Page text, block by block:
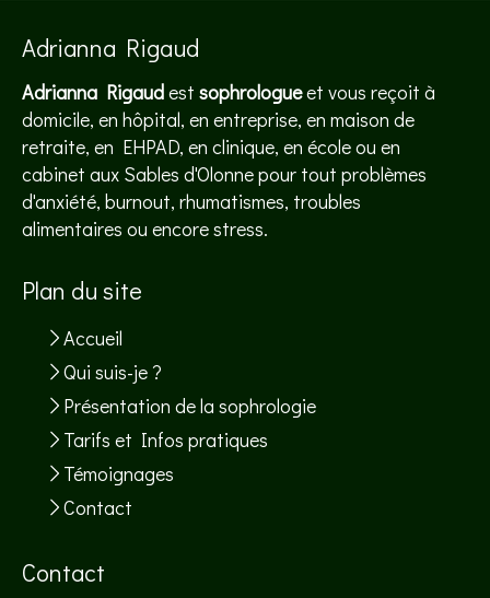
Adrianna Rigaud
Adrianna Rigaudest sophrologueet vous reçoit à
domicile, en hôpital, en entreprise, en maison de
retraite, en EHPAD, en clinique, en école ou en
cabinet aux Sables d'Olonne pour tout problèmes
d'anxiété, burnout, rhumatismes, troubles
alimentaires ou encore stress.
Plan du site
Accueil
Qui suis-je ?
Présentation de la sophrologie
Tarifs et Infos pratiques
Témoignages
Contact
Contact